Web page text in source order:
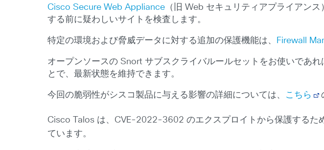
Cisco Secure Web Appliance （旧 Web セキュリティアプライアン
する前に疑わしいサイトを検査します。
特定の環境および脅威データに対する追加の保護機能は、 Firewall
オープンソースの Snort サブスクライバルールセットをお使いであれ
とで、最新状態を維持できます。
今回の脆弱性がシスコ製品に与える影響の詳細については、 こちら
Cisco Talos は、CVE-2022-3602 のエクスプロイトから保護するた
ています。